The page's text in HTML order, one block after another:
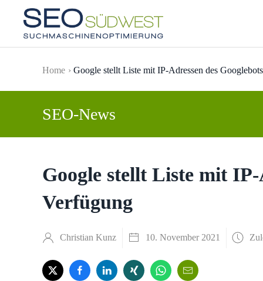
Skip to main content
Home Google stellt Liste mit IP-Adressen des
SEO-News
Google stellt Liste mit IP-
Verfügung
Christian Kunz 10. November 2021